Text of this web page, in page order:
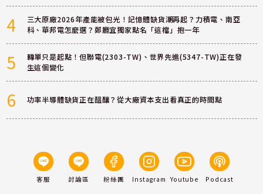
4
三大原廠2026年產能被包光！記憶體缺貨潮再起？力積電、南亞
科、華邦電怎麼選？鄭廳宜獨家點名「這檔」抱一年
5
轉單只是起點！但聯電(2303-TW)、世界先進(5347-TW)正在發
生這個變化
6 功率半導體缺貨正在醞釀？從大廠資本支出看真正的時間點
客服 討論區 粉絲團 Instagram Youtube Podcast